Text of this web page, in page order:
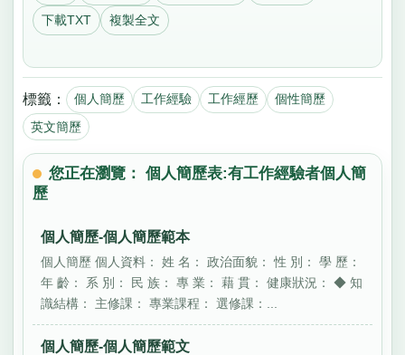
下載TXT 複製全文
標籤： 個人簡歷 工作經驗 工作經歷
個性簡歷
英文簡歷
您正在瀏覽： 個人簡歷表:有工作經驗者個人簡
歷
個人簡歷-個人簡歷範本
個人簡歷 個人資料： 姓 名： 政治面貌： 性 別： 學 歷：
年 齡： 系 別： 民 族： 專 業： 藉 貫： 健康狀況： ◆ 知
識結構： 主修課： 專業課程： 選修課：...
個人簡歷-個人簡歷範文